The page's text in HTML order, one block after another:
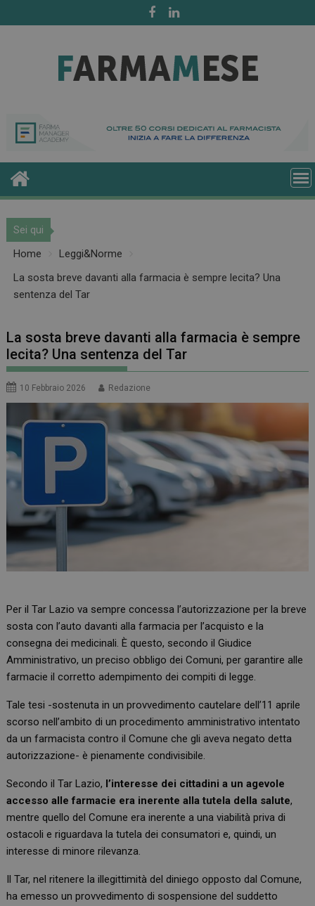
to
Sei qui
Home
Leggi&Norme
La sosta breve davanti alla farmacia è sempre lecita? Una
sentenza del Tar
La sosta breve davanti alla farmacia è sempre
lecita? Una sentenza del Tar
10 Febbraio 2026 Redazione
Per il Tar Lazio va sempre concessa l’autorizzazione per la breve
sosta con l’auto davanti alla farmacia per l’acquisto e la
consegna dei medicinali. È questo, secondo il Giudice
Amministrativo, un preciso obbligo dei Comuni, per garantire alle
farmacie il corretto adempimento dei compiti di legge.
Tale tesi -sostenuta in un provvedimento cautelare dell’11 aprile
scorso nell’ambito di un procedimento amministrativo intentato
da un farmacista contro il Comune che gli aveva negato detta
autorizzazione- è pienamente condivisibile.
Secondo il Tar Lazio, l’interesse dei cittadini a un agevole
accesso alle farmacie era inerente alla tutela della salute,
mentre quello del Comune era inerente a una viabilità priva di
ostacoli e riguardava la tutela dei consumatori e, quindi, un
interesse di minore rilevanza.
Il Tar, nel ritenere la illegittimità del diniego opposto dal Comune,
ha emesso un provvedimento di sospensione del suddetto